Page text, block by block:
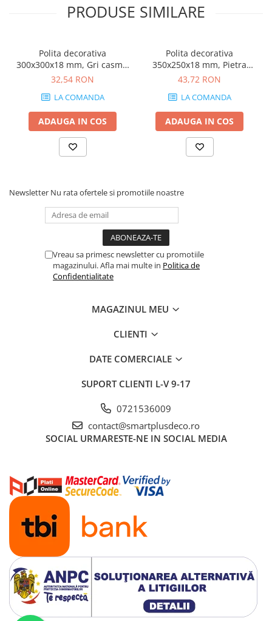
PRODUSE SIMILARE
Polita decorativa
300x300x18 mm, Gri casmir
U702 ST9, grosime 18 mm
32,54 RON
LA COMANDA
ADAUGA IN COS
Polita decorativa
350x250x18 mm, Pietra
Grigia negru F206 ST9,
43,72 RON
LA COMANDA
ADAUGA IN COS
Newsletter Nu rata ofertele si promotiile noastre
Vreau sa primesc newsletter cu promotiile
magazinului. Afla mai multe in Politica de
Confidentialitate
MAGAZINUL MEU
CLIENTI
DATE COMERCIALE
SUPORT CLIENTI L-V 9-17
0721536009
contact@smartplusdeco.ro
SOCIAL URMARESTE-NE IN SOCIAL MEDIA